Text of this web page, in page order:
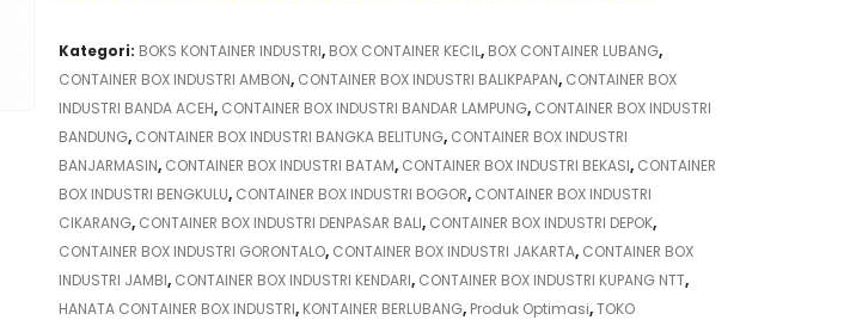
Kategori: BOKS KONTAINER INDUSTRI, BOX CONTAINER KECIL, BOX CONTAINER LUBANG,
CONTAINER BOX INDUSTRI AMBON, CONTAINER BOX INDUSTRI BALIKPAPAN, CONTAINER BOX
INDUSTRI BANDA ACEH, CONTAINER BOX INDUSTRI BANDAR LAMPUNG, CONTAINER BOX INDUSTRI
BANDUNG, CONTAINER BOX INDUSTRI BANGKA BELITUNG, CONTAINER BOX INDUSTRI
BANJARMASIN, CONTAINER BOX INDUSTRI BATAM, CONTAINER BOX INDUSTRI BEKASI, CONTAINER
BOX INDUSTRI BENGKULU, CONTAINER BOX INDUSTRI BOGOR, CONTAINER BOX INDUSTRI
CIKARANG, CONTAINER BOX INDUSTRI DENPASAR BALI, CONTAINER BOX INDUSTRI DEPOK,
CONTAINER BOX INDUSTRI GORONTALO, CONTAINER BOX INDUSTRI JAKARTA, CONTAINER BOX
INDUSTRI JAMBI, CONTAINER BOX INDUSTRI KENDARI, CONTAINER BOX INDUSTRI KUPANG NTT,
HANATA CONTAINER BOX INDUSTRI, KONTAINER BERLUBANG, Produk Optimasi,TOKO